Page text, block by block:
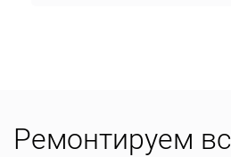
Ремонтируем